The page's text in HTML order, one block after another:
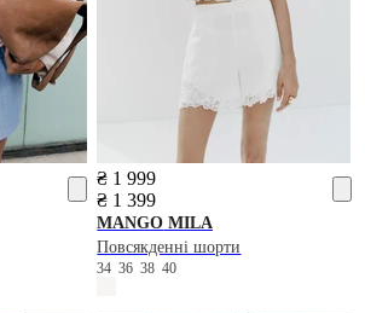
₴ 1 999
₴ 1 399
MANGO MILA
Повсякденні шорти
34363840